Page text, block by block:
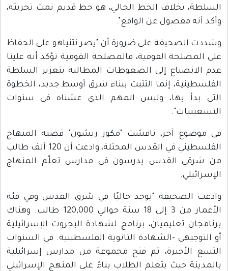
السلطة، بخلاف الخط الحالي، هو خط قديم تمت تجربته،
وأكد أنه مفصول عن الواقع".
وشددت الصحيفة على ضرورة أن "يصر نتنياهو على الحفاظ
على المصلحة القومية، فالمصلحة القومية تؤكد أنه علينا
عدم الانصياع إلى الضغوطات المطالبة بتعزيز السلطة
الفلسطينية، إنما التثبت ببناء شرق أوسط جديد، الخطوة
التي بدأ بها، وليس المهم الذي عشناه في سنوات
التسعينيات".
في موضوع آخر، ناقشت "مكور ريشون" قضية المنهاج
الفلسطيني في القدس المحتلة، وادعت أن 120 ألف طالب
من شرقي القدس يدرسون في مدارس تعلّم المنهاج
الإسرائيلي.
وادعت الصحيفة "يوجد حاليًا في شرق القدس وفي فئة
الأعمار من 3 إلى 18 سنة حوالي 120,000 طالب. وهناك
برنامجان تعليميان، برنامج لشهادة البجروت الإسرائيلية
أو التوجيهي -الشهادة الثانوية الفلسطينية. في السنوات
التسع الأخيرة، تم فتح مجموعة من مدارس إسرائيلية
بالمدينة حيث يتعلم الطلاب بناءً على المنهج الإسرائيلي